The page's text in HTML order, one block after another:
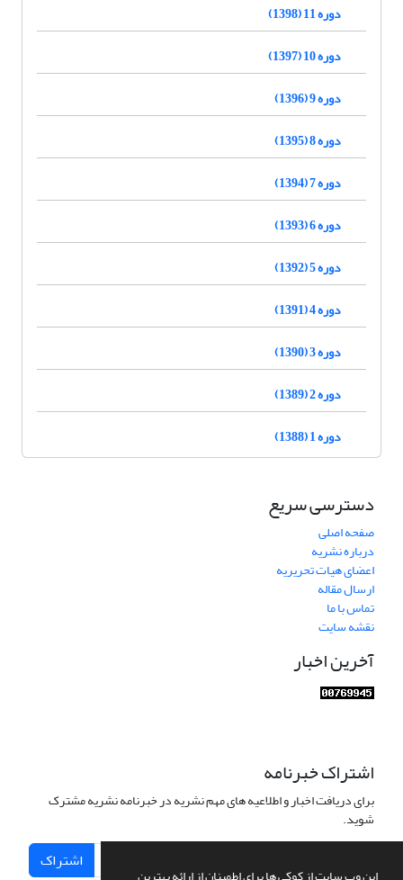
دوره 11 (1398)
دوره 10 (1397)
دوره 9 (1396)
دوره 8 (1395)
دوره 7 (1394)
دوره 6 (1393)
دوره 5 (1392)
دوره 4 (1391)
دوره 3 (1390)
دوره 2 (1389)
دوره 1 (1388)
دسترسی سریع
صفحه اصلی
درباره نشریه
اعضای هیات تحریریه
ارسال مقاله
تماس با ما
نقشه سایت
آخرین اخبار
اشتراک خبرنامه
برای دریافت اخبار و اطلاعیه های مهم نشریه در خبرنامه نشریه مشترک
شوید.
اشتراک